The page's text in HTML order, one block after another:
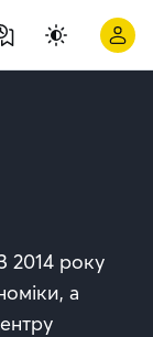
2014 року
а